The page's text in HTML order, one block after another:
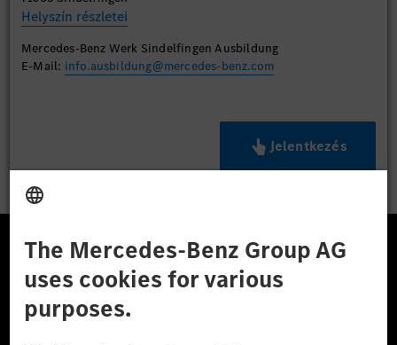
Helyszín részletei
Mercedes-Benz Werk Sindelfingen Ausbildung
E-Mail: info.ausbildung@mercedes-benz.com
Jelentkezés
A Mercedes-Benz Csoport
A Mercedes-Benz Group AG (korábbi Daimler AG) a